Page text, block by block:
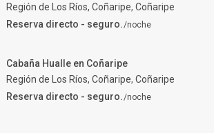
Región de Los Ríos, Coñaripe, Coñaripe
Reserva directo - seguro./noche
Cabaña Hualle en Coñaripe
Región de Los Ríos, Coñaripe, Coñaripe
Reserva directo - seguro./noche